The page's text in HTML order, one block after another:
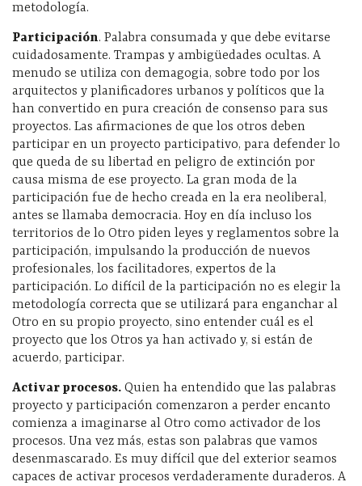
metodología.
Participación. Palabra consumada y que debe evitarse
cuidadosamente. Trampas y ambigüedades ocultas. A
menudo se utiliza con demagogia, sobre todo por los
arquitectos y planificadores urbanos y políticos que la
han convertido en pura creación de consenso para sus
proyectos. Las afirmaciones de que los otros deben
participar en un proyecto participativo, para defender lo
que queda de su libertad en peligro de extinción por
causa misma de ese proyecto. La gran moda de la
participación fue de hecho creada en la era neoliberal,
antes se llamaba democracia. Hoy en día incluso los
territorios de lo Otro piden leyes y reglamentos sobre la
participación, impulsando la producción de nuevos
profesionales, los facilitadores, expertos de la
participación. Lo difícil de la participación no es elegir la
metodología correcta que se utilizará para enganchar al
Otro en su propio proyecto, sino entender cuál es el
proyecto que los Otros ya han activado y, si están de
acuerdo, participar.
Activar procesos. Quien ha entendido que las palabras
proyecto y participación comenzaron a perder encanto
comienza a imaginarse al Otro como activador de los
procesos. Una vez más, estas son palabras que vamos
desenmascarado. Es muy difícil que del exterior seamos
capaces de activar procesos verdaderamente duraderos. A